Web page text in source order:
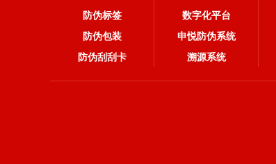
防伪标签
防伪包装
防伪刮刮卡
数字化平台
申悦防伪系统
溯源系统